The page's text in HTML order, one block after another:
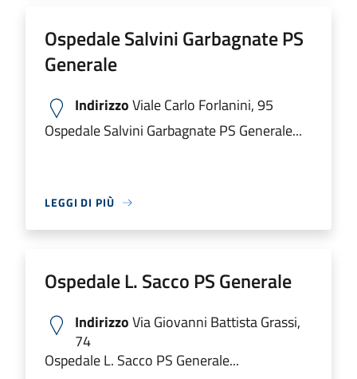
Ospedale Salvini Garbagnate PS
Generale
IndirizzoViale Carlo Forlanini, 95
Ospedale Salvini Garbagnate PS Generale...
LEGGI DI PIÙ
Ospedale L. Sacco PS Generale
IndirizzoVia Giovanni Battista Grassi,
74
Ospedale L. Sacco PS Generale...